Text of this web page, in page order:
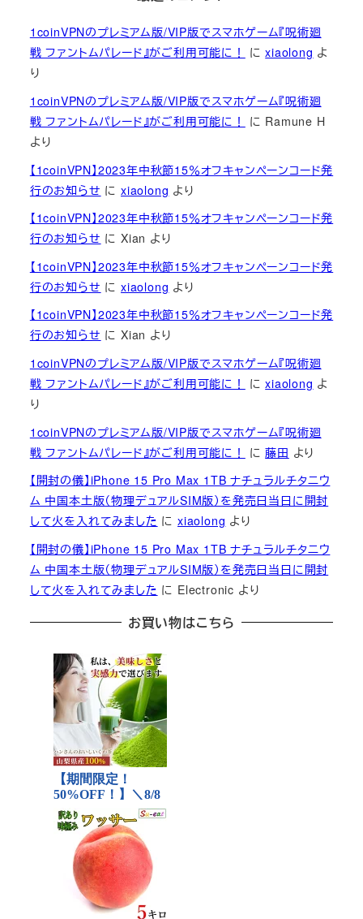
1coinVPNのプレミアム版/VIP版でスマホゲーム『呪術廻
戦 ファントムパレード』がご利用可能に！
にxiaolong よ
り
1coinVPNのプレミアム版/VIP版でスマホゲーム『呪術廻
戦 ファントムパレード』がご利用可能に！
に Ramune H
より
【1coinVPN】2023年中秋節15％オフキャンペーンコード発
行のお知らせ にxiaolong より
【1coinVPN】2023年中秋節15％オフキャンペーンコード発
行のお知らせ にXian より
【1coinVPN】2023年中秋節15％オフキャンペーンコード発
行のお知らせ にxiaolong より
【1coinVPN】2023年中秋節15％オフキャンペーンコード発
行のお知らせ にXian より
1coinVPNのプレミアム版/VIP版でスマホゲーム『呪術廻
戦 ファントムパレード』がご利用可能に！
にxiaolong よ
り
1coinVPNのプレミアム版/VIP版でスマホゲーム『呪術廻
戦 ファントムパレード』がご利用可能に！
に藤田 より
【開封の儀】iPhone 15 Pro Max 1TB ナチュラルチタニウ
ム 中国本土版（物理デュアルSIM版）を発売日当日に開封
して火を入れてみました にxiaolong より
【開封の儀】iPhone 15 Pro Max 1TB ナチュラルチタニウ
ム 中国本土版（物理デュアルSIM版）を発売日当日に開封
して火を入れてみました に Electronic より
お買い物はこちら